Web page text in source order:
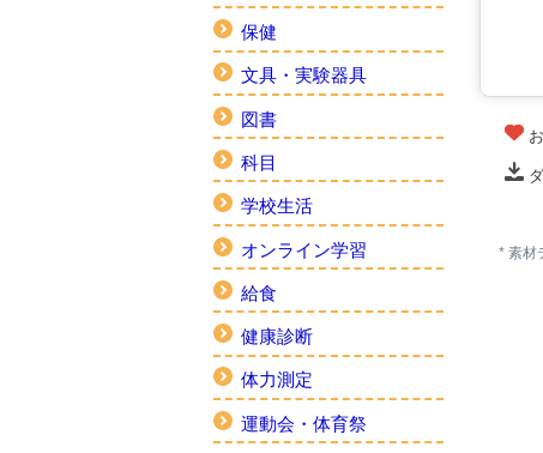
保健
文具・実験器具
図書
科目
学校生活
オンライン学習
給食
健康診断
体力測定
運動会・体育祭
* 素材